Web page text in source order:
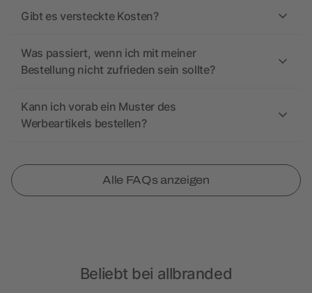
Gibt es versteckte Kosten?
Was passiert, wenn ich mit meiner
Bestellung nicht zufrieden sein sollte?
Kann ich vorab ein Muster des
Werbeartikels bestellen?
Alle FAQs anzeigen
Beliebt bei allbranded